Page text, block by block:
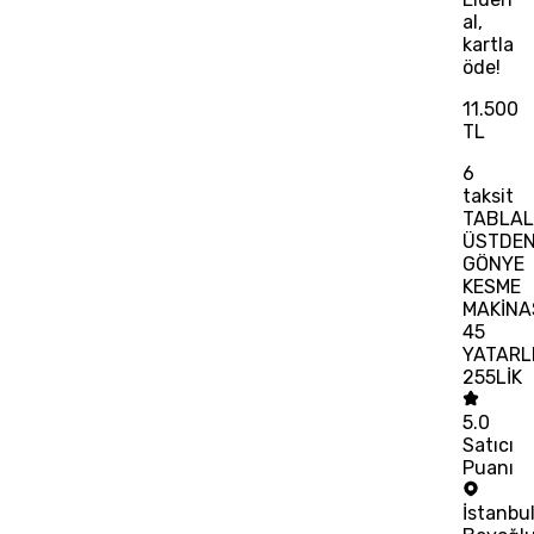
al,
kartla
öde!
11.500
TL
6
taksit
GÖNYE
KESME
45
255LİK
5.0
Satıcı
Puanı
İstanbul